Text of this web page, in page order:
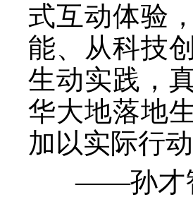
式互动体验
能、从科技
生动实践，
华大地落地
加以实际行
——孙才